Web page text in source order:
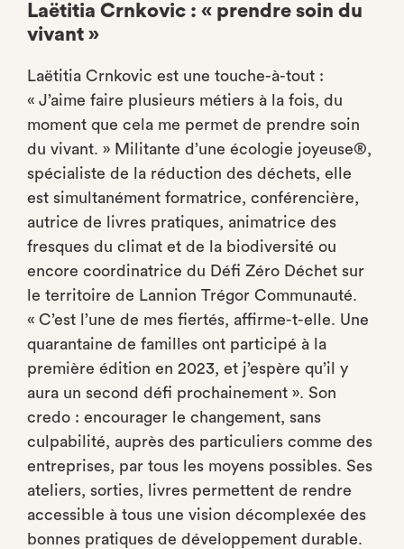
Laëtitia Crnkovic : « prendre soin du
vivant »
Laëtitia Crnkovic est une touche-à-tout :
« J’aime faire plusieurs métiers à la fois, du
moment que cela me permet de prendre soin
du vivant. » Militante d’une écologie joyeuse®,
spécialiste de la réduction des déchets, elle
est simultanément formatrice, conférencière,
autrice de livres pratiques, animatrice des
fresques du climat et de la biodiversité ou
encore coordinatrice du Défi Zéro Déchet sur
le territoire de Lannion Trégor Communauté.
« C’est l’une de mes fiertés, affirme-t-elle. Une
quarantaine de familles ont participé à la
première édition en 2023, et j’espère qu’il y
aura un second défi prochainement ». Son
credo : encourager le changement, sans
culpabilité, auprès des particuliers comme des
entreprises, par tous les moyens possibles. Ses
ateliers, sorties, livres permettent de rendre
accessible à tous une vision décomplexée des
bonnes pratiques de développement durable.